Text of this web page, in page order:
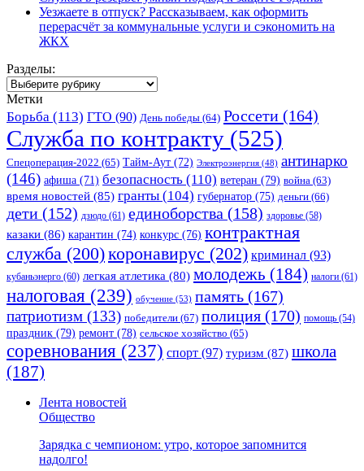
Уезжаете в отпуск? Рассказываем, как оформить
перерасчёт за коммунальные услуги и сэкономить на
ЖКХ
Разделы:
Разделы:
Метки
Борьба (113) ГТО (90) День победы (64) Россети (164)
Служба по контракту (525)
Спецоперация-2022 (65) Тайм-Аут (72) Электроэнергия (48) антинарко
(146) афиша (71) безопасность (110) ветеран (79) война (63)
время новостей (85) гранты (104) губернатор (75) деньги (66)
дети (152) дзюдо (61) единоборства (158) здоровье (58)
казаки (86) карантин (74) конкурс (76) контрактная
служба (200)коронавирус (202) криминал (93)
кубаньэнерго (60) легкая атлетика (80) молодежь (184) налоги (61)
налоговая (239) обучение (53) память (167)
патриотизм (133) победители (67) полиция (170) помощь (54)
праздник (79) ремонт (78) сельское хозяйство (65)
соревнования (237) спорт (97) туризм (87) школа
(187)
Лента новостей
Общество
Зарядка с чемпионом: утро, которое запомнится
надолго!